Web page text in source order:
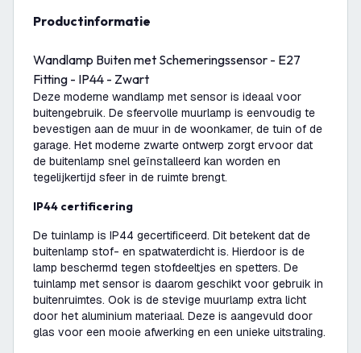
productinformatie
Wandlamp Buiten met Schemeringssensor - E27
Fitting - IP44 - Zwart
Deze moderne wandlamp met sensor is ideaal voor
buitengebruik. De sfeervolle muurlamp is eenvoudig te
bevestigen aan de muur in de woonkamer, de tuin of de
garage. Het moderne zwarte ontwerp zorgt ervoor dat
de buitenlamp snel geïnstalleerd kan worden en
tegelijkertijd sfeer in de ruimte brengt.
IP44 certificering
De tuinlamp is IP44 gecertificeerd. Dit betekent dat de
buitenlamp stof- en spatwaterdicht is. Hierdoor is de
lamp beschermd tegen stofdeeltjes en spetters. De
tuinlamp met sensor is daarom geschikt voor gebruik in
buitenruimtes. Ook is de stevige muurlamp extra licht
door het aluminium materiaal. Deze is aangevuld door
glas voor een mooie afwerking en een unieke uitstraling.